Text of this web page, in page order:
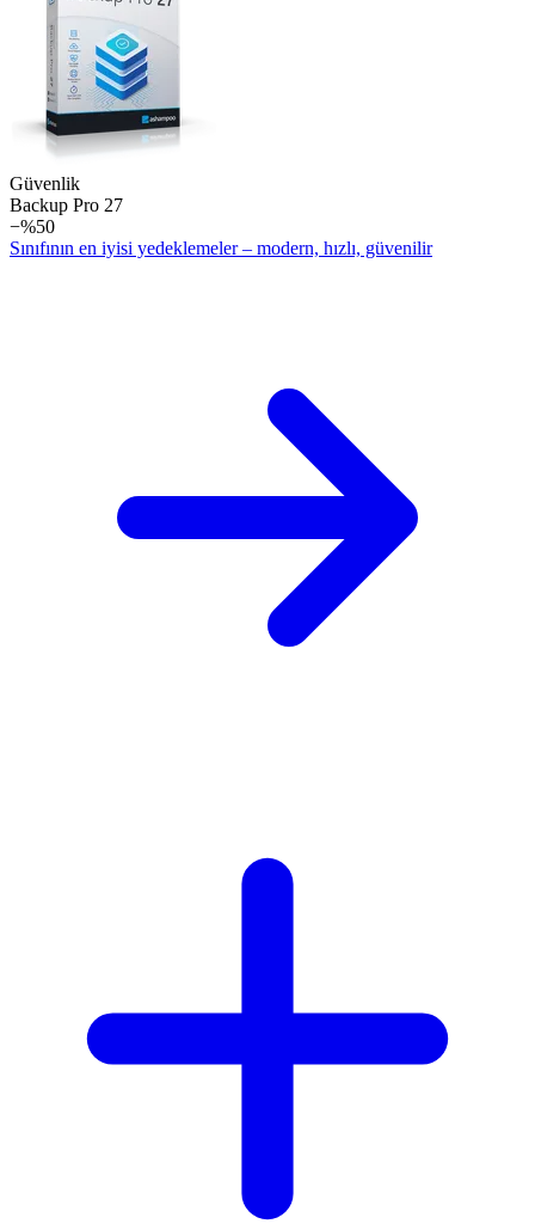
Güvenlik
Backup Pro 27
−%50
Sınıfının en iyisi yedeklemeler – modern, hızlı, güvenilir